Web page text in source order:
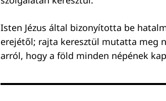
Isten Jézus által bizonyította be
erejétől; rajta keresztül mutatta meg
arról, hogy a föld minden népének